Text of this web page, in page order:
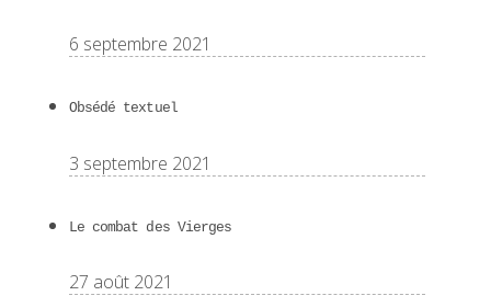
6 septembre 2021
Obsédé textuel
3 septembre 2021
Le combat des Vierges
27 août 2021